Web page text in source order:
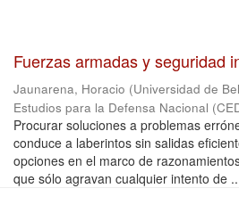
Fuerzas armadas y seguridad
Jaunarena, Horacio (Universidad de
Estudios para la Defensa Nacional
Procurar soluciones a problemas
conduce a laberintos sin salidas
opciones en el marco de
que sólo agravan cualquier intento de